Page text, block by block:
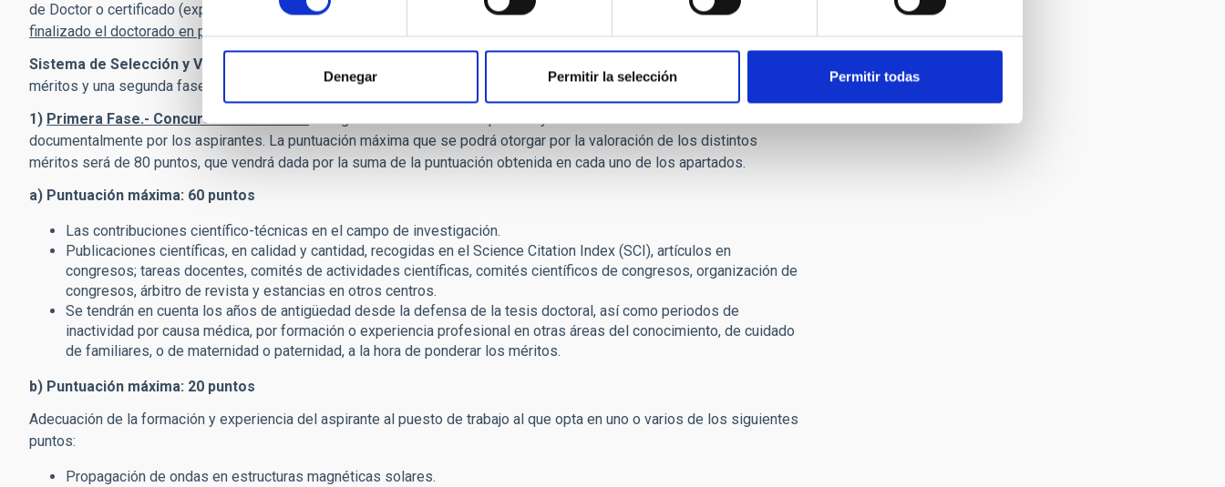
Denegar Permitir la selección Permitir todas
de Doctor o certificado (expedido por la Universidad donde se ha obtenido dicho título) junto a la solicitud.No haber
finalizado el doctorado en plazo, será un motivo de exclusión en el proceso de selección.
Sistema de Selección y Valoración:
méritos y una segunda fase de entrevista.
1) Primera Fase.- Concurso de méritos.-El órgano de selección comprobará y calificará los méritos acreditados
documentalmente por los aspirantes. La puntuación máxima que se podrá otorgar por la valoración de los distintos
méritos será de 80 puntos, que vendrá dada por la suma de la puntuación obtenida en cada uno de los apartados.
a) Puntuación máxima: 60 puntos
Las contribuciones científico-técnicas en el campo de investigación.
Publicaciones científicas, en calidad y cantidad, recogidas en el Science Citation Index (SCI), artículos en
congresos; tareas docentes, comités de actividades científicas, comités científicos de congresos, organización de
congresos, árbitro de revista y estancias en otros centros.
Se tendrán en cuenta los años de antigüedad desde la defensa de la tesis doctoral, así como periodos de
inactividad por causa médica, por formación o experiencia profesional en otras áreas del conocimiento, de cuidado
de familiares, o de maternidad o paternidad, a la hora de ponderar los méritos.
b) Puntuación máxima: 20 puntos
Adecuación de la formación y experiencia del aspirante al puesto de trabajo al que opta en uno o varios de los siguientes
puntos:
Propagación de ondas en estructuras magnéticas solares.